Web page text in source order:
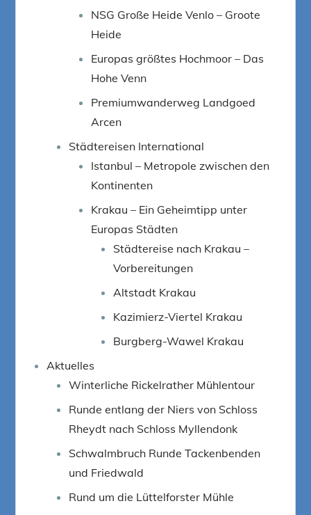
NSG Große Heide Venlo – Groote
Heide
Europas größtes Hochmoor – Das
Hohe Venn
Premiumwanderweg Landgoed
Arcen
Städtereisen International
Istanbul – Metropole zwischen den
Kontinenten
Krakau – Ein Geheimtipp unter
Europas Städten
Städtereise nach Krakau –
Vorbereitungen
Altstadt Krakau
Kazimierz-Viertel Krakau
Burgberg-Wawel Krakau
Aktuelles
Winterliche Rickelrather Mühlentour
Runde entlang der Niers von Schloss
Rheydt nach Schloss Myllendonk
Schwalmbruch Runde Tackenbenden
und Friedwald
Rund um die Lüttelforster Mühle